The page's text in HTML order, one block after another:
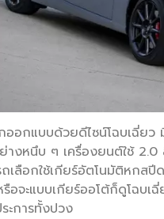
ออกแบบด้วยดีไซน์โฉบเฉี่ยว
ย่างหนึบ ๆ เครื่องยนต์ใช้
เลือกใช้เกียร์อัตโนมัติหกส
อจะแบบเกียร์ออโต้ก็ดูโฉ
ะการทั้งปวง